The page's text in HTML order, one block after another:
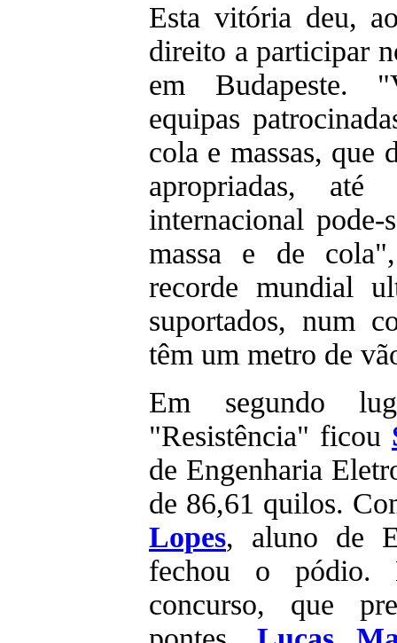
Esta vitória deu,
direito a participar
em Budapeste.
equipas
cola e massas, que
apropriadas,
internacional
massa e de
recorde mundial
suportados, num
têm um metro de
Em segundo
"Resistência" ficou
de Engenharia
de 86,61 quilos.
Lopes, aluno de
fechou o pódio.
concurso, que